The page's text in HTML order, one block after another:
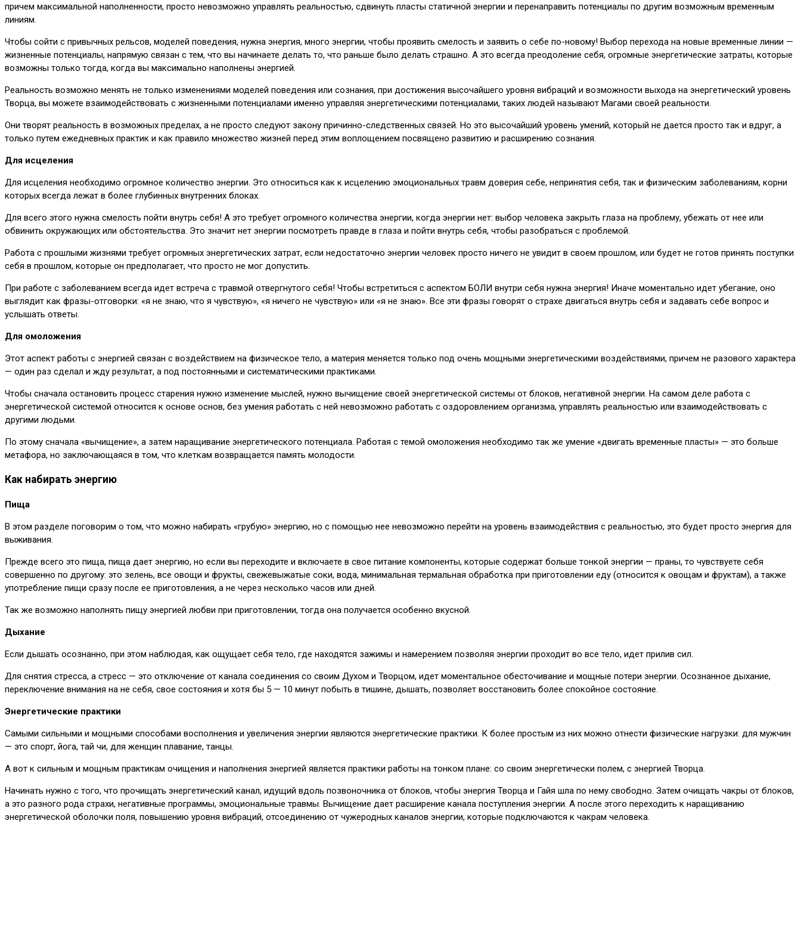
причем максимальной наполненности, просто невозможно управлять реальностью, сдвинуть пласты статичной энергии и перенаправить потенциалы по другим возможным временным
линиям.
Чтобы сойти с привычных рельсов, моделей поведения, нужна энергия, много энергии, чтобы проявить смелость и заявить о себе по-новому! Выбор перехода на новые временные линии —
жизненные потенциалы, напрямую связан с тем, что вы начинаете делать то, что раньше было делать страшно. А это всегда преодоление себя, огромные энергетические затраты, которые
возможны только тогда, когда вы максимально наполнены энергией.
Реальность возможно менять не только изменениями моделей поведения или сознания, при достижения высочайшего уровня вибраций и возможности выхода на энергетический уровень
Творца, вы можете взаимодействовать с жизненными потенциалами именно управляя энергетическими потенциалами, таких людей называют Магами своей реальности.
Они творят реальность в возможных пределах, а не просто следуют закону причинно-следственных связей. Но это высочайший уровень умений, который не дается просто так и вдруг, а
только путем ежедневных практик и как правило множество жизней перед этим воплощением посвящено развитию и расширению сознания.
Для исцеления
Для исцеления необходимо огромное количество энергии. Это относиться как к исцелению эмоциональных травм доверия себе, непринятия себя, так и физическим заболеваниям, корни
которых всегда лежат в более глубинных внутренних блоках.
Для всего этого нужна смелость пойти внутрь себя! А это требует огромного количества энергии, когда энергии нет: выбор человека закрыть глаза на проблему, убежать от нее или
обвинить окружающих или обстоятельства. Это значит нет энергии посмотреть правде в глаза и пойти внутрь себя, чтобы разобраться с проблемой.
Работа с прошлыми жизнями требует огромных энергетических затрат, если недостаточно энергии человек просто ничего не увидит в своем прошлом, или будет не готов принять поступки
себя в прошлом, которые он предполагает, что просто не мог допустить.
При работе с заболеванием всегда идет встреча с травмой отвергнутого себя! Чтобы встретиться с аспектом БОЛИ внутри себя нужна энергия! Иначе моментально идет убегание, оно
выглядит как фразы-отговорки: «я не знаю, что я чувствую», «я ничего не чувствую» или «я не знаю». Все эти фразы говорят о страхе двигаться внутрь себя и задавать себе вопрос и
услышать ответы.
Для омоложения
Этот аспект работы с энергией связан с воздействием на физическое тело, а материя меняется только под очень мощными энергетическими воздействиями, причем не разового характера
— один раз сделал и жду результат, а под постоянными и систематическими практиками.
Чтобы сначала остановить процесс старения нужно изменение мыслей, нужно вычищение своей энергетической системы от блоков, негативной энергии. На самом деле работа с
энергетической системой относится к основе основ, без умения работать с ней невозможно работать с оздоровлением организма, управлять реальностью или взаимодействовать с
другими людьми.
По этому сначала «вычищение», а затем наращивание энергетического потенциала. Работая с темой омоложения необходимо так же умение «двигать временные пласты» — это больше
метафора, но заключающаяся в том, что клеткам возвращается память молодости.
Как набирать энергию
Пища
В этом разделе поговорим о том, что можно набирать «грубую» энергию, но с помощью нее невозможно перейти на уровень взаимодействия с реальностью, это будет просто энергия для
выживания.
Прежде всего это пища, пища дает энергию, но если вы переходите и включаете в свое питание компоненты, которые содержат больше тонкой энергии — праны, то чувствуете себя
совершенно по другому: это зелень, все овощи и фрукты, свежевыжатые соки, вода, минимальная термальная обработка при приготовлении еду (относится к овощам и фруктам), а также
употребление пищи сразу после ее приготовления, а не через несколько часов или дней.
Так же возможно наполнять пищу энергией любви при приготовлении, тогда она получается особенно вкусной.
Дыхание
Если дышать осознанно, при этом наблюдая, как ощущает себя тело, где находятся зажимы и намерением позволяя энергии проходит во все тело, идет прилив сил.
Для снятия стресса, а стресс — это отключение от канала соединения со своим Духом и Творцом, идет моментальное обесточивание и мощные потери энергии. Осознанное дыхание,
переключение внимания на не себя, свое состояния и хотя бы 5 — 10 минут побыть в тишине, дышать, позволяет восстановить более спокойное состояние.
Энергетические практики
Самыми сильными и мощными способами восполнения и увеличения энергии являются энергетические практики. К более простым из них можно отнести физические нагрузки: для мужчин
— это спорт, йога, тай чи, для женщин плавание, танцы.
А вот к сильным и мощным практикам очищения и наполнения энергией является практики работы на тонком плане: со своим энергетически полем, с энергией Творца.
Начинать нужно с того, что прочищать энергетический канал, идущий вдоль позвоночника от блоков, чтобы энергия Творца и Гайя шла по нему свободно. Затем очищать чакры от блоков,
а это разного рода страхи, негативные программы, эмоциональные травмы. Вычищение дает расширение канала поступления энергии. А после этого переходить к наращиванию
энергетической оболочки поля, повышению уровня вибраций, отсоединению от чужеродных каналов энергии, которые подключаются к чакрам человека.